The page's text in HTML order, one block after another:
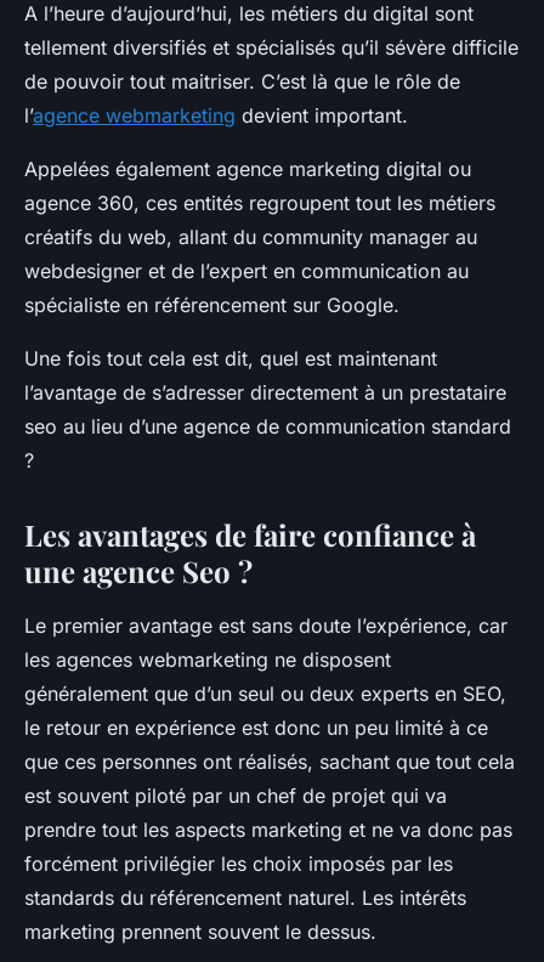
A l’heure d’aujourd’hui, les métiers du digital sont
tellement diversifiés et spécialisés qu’il sévère difficile
de pouvoir tout maitriser. C’est là que le rôle de
l’agence webmarketing devient important.
Appelées également agence marketing digital ou
agence 360, ces entités regroupent tout les métiers
créatifs du web, allant du community manager au
webdesigner et de l’expert en communication au
spécialiste en référencement sur Google.
Une fois tout cela est dit, quel est maintenant
l’avantage de s’adresser directement à un prestataire
seo au lieu d’une agence de communication standard
?
Les avantages de faire confiance à
une agence Seo ?
Le premier avantage est sans doute l’expérience, car
les agences webmarketing ne disposent
généralement que d’un seul ou deux experts en SEO,
le retour en expérience est donc un peu limité à ce
que ces personnes ont réalisés, sachant que tout cela
est souvent piloté par un chef de projet qui va
prendre tout les aspects marketing et ne va donc pas
forcément privilégier les choix imposés par les
standards du référencement naturel. Les intérêts
marketing prennent souvent le dessus.